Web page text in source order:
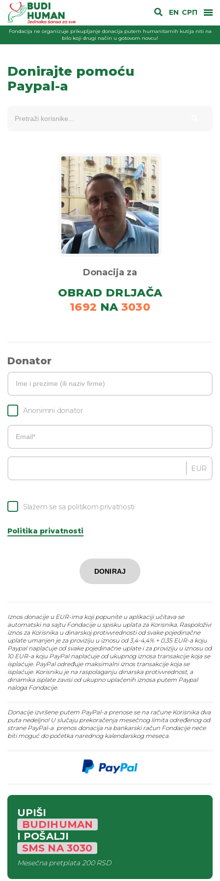
EN СРП
Fondacija ne organizuje prikupljanje donacija putem humanitarnih kutija niti na
bilo koji drugi način u gotovom novcu!
Donirajte pomoću
Paypal-a
Donacija za
OBRAD DRLJAČA
1692 NA 3030
Donator
Anonimni donator
EUR
Slažem se sa politikom privatnosti
Politika privatnosti
DONIRAJ
Iznos donacije u EUR-ima koji popunite u aplikaciji učitava se
automatski na sajtu Fondacije u spisku uplata za Korisnika. Raspoloživi
iznos za Korisnika u dinarskoj protivvrednosti od svake pojedinačne
uplate umanjen je za proviziju u iznosu od 3,4-4,4% + 0,35 EUR-a koju
Paypal naplaćuje od svake pojedinačne uplate i za proviziju u iznosu od
10 EUR-a koju PayPal naplaćuje od ukupnog iznosa transakcije koja se
isplaćuje. PayPal određuje maksimalni iznos transakcije koja se
isplaćuje. Korisniku je na raspolaganju dinarska protivvrednost, a
dinamika isplate zavisi od ukupno uplaćenih iznosa putem Paypal
naloga Fondacije.
Donacije izvršene putem PayPal-a prenose se na račune Korisnika dva
puta nedeljno! U slučaju prekoračenja mesečnog limita određenog od
strane PayPal-a prenos donacija na bankarski račun Fondacije neće
biti moguć do početka narednog kalendarskog meseca.
UPIŠI
BUDIHUMAN
I POŠALJI
SMS NA3030
Mesečna pretplata200 RSD